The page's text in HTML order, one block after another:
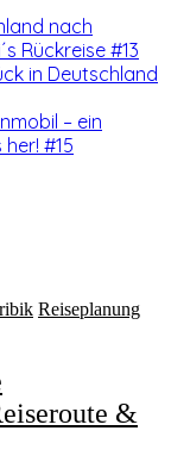
nach
Rückreise #13
in Deutschland
– ein
#15
Reiseplanung
&